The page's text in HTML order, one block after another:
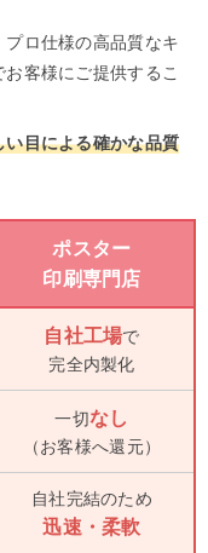
ロ仕様の高品質なキ
客様にご提供するこ
目による確かな品質
ポスター
印刷専門店
自社工場で
完全内製化
一切なし
（お客様へ還元）
自社完結のため
迅速・柔軟